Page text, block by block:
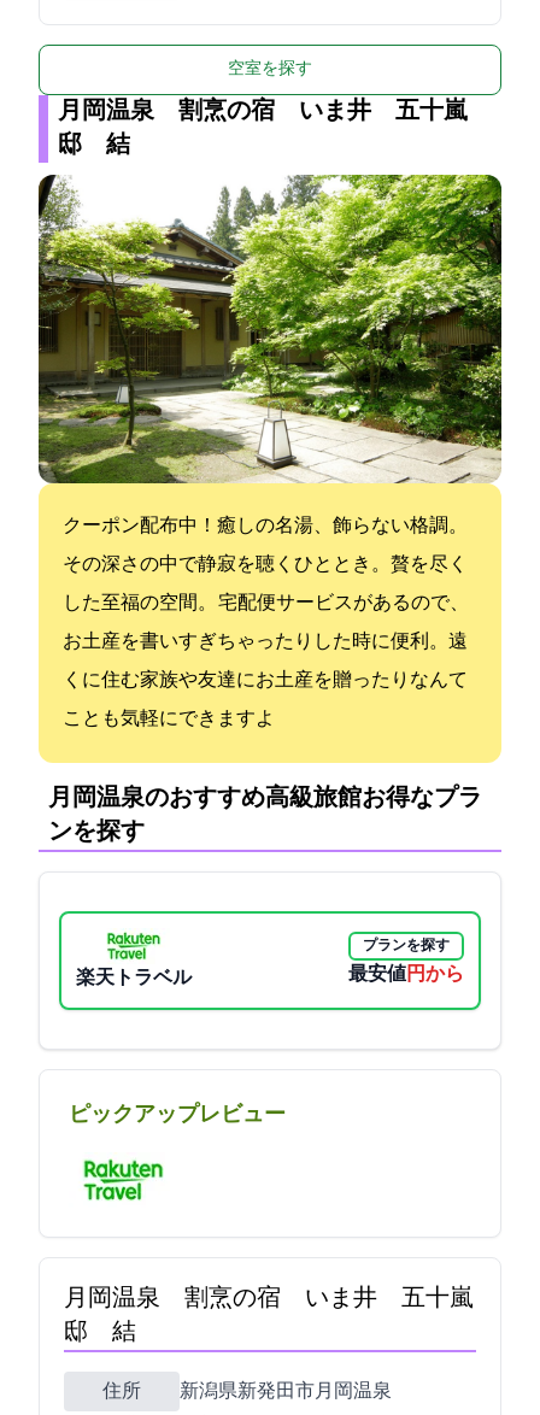
空室を探す
月岡温泉 割烹の宿 いま井 五十嵐
邸 結
クーポン配布中！癒しの名湯、飾らない格調。
その深さの中で静寂を聴くひととき。贅を尽く
した至福の空間。 宅配便サービスがあるので、
お土産を書いすぎちゃったりした時に便利。遠
くに住む家族や友達にお土産を贈ったりなんて
ことも気軽にできますよ
月岡温泉のおすすめ高級旅館:お得なプラ
ンを探す
楽天トラベル
プランを探す
最安値19750円から
ピックアップレビュー
月岡温泉 割烹の宿 いま井 五十嵐
邸 結
住所 新潟県新発田市月岡温泉350